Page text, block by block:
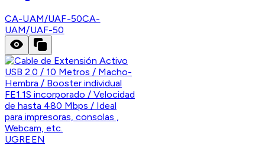
CA-UAM/UAF-50CA-
UAM/UAF-50
UGREEN